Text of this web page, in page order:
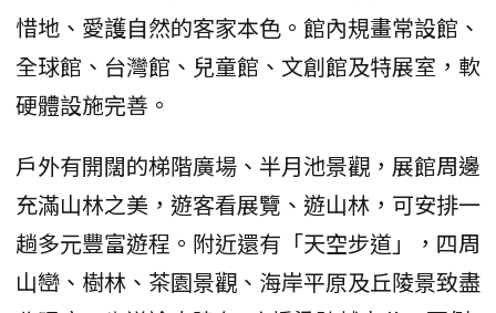
惜地、愛護自然的客家本色。館內規畫常設館、
全球館、台灣館、兒童館、文創館及特展室，軟
硬體設施完善。
戶外有開闊的梯階廣場、半月池景觀，展館周邊
充滿山林之美，遊客看展覽、遊山林，可安排一
趟多元豐富遊程。附近還有「天空步道」，四周
山巒、樹林、茶園景觀、海岸平原及丘陵景致盡